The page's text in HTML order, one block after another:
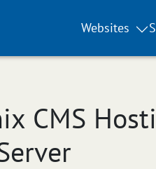
Websites
CMS